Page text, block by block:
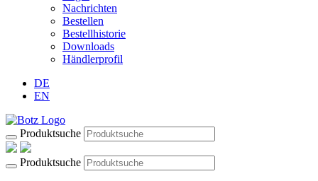
Nachrichten
Bestellen
Bestellhistorie
Downloads
Händlerprofil
DE
EN
Produktsuche
Produktsuche